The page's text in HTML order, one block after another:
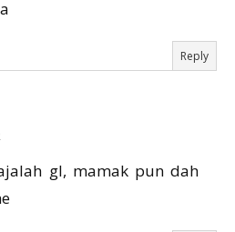
Reply
gl, mamak pun dah